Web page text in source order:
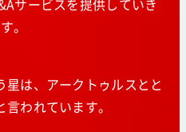
。
は、アークトゥルスとと
われています。